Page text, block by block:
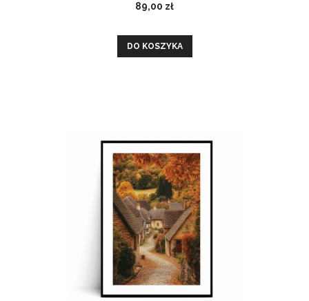
89,00 zł
DO KOSZYKA